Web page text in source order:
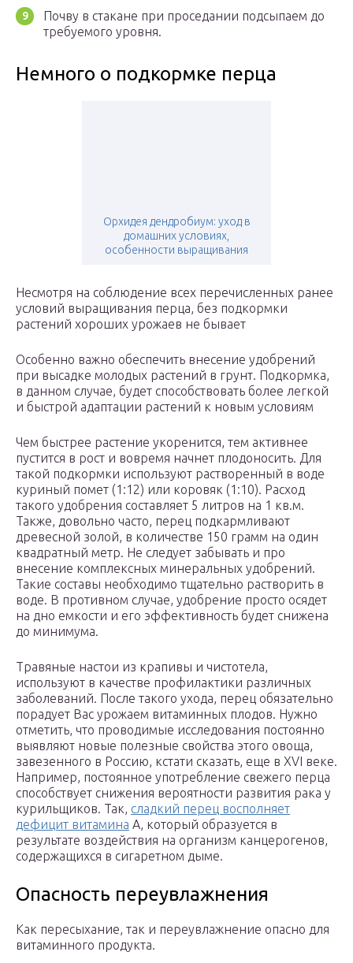
Почву в стакане при проседании подсыпаем до
требуемого уровня.
Немного о подкормке перца
Орхидея дендробиум: уход в
домашних условиях,
особенности выращивания
Несмотря на соблюдение всех перечисленных ранее
условий выращивания перца, без подкормки
растений хороших урожаев не бывает
Особенно важно обеспечить внесение удобрений
при высадке молодых растений в грунт. Подкормка,
в данном случае, будет способствовать более легкой
и быстрой адаптации растений к новым условиям
Чем быстрее растение укоренится, тем активнее
пустится в рост и вовремя начнет плодоносить. Для
такой подкормки используют растворенный в воде
куриный помет (1:12) или коровяк (1:10). Расход
такого удобрения составляет 5 литров на 1 кв.м.
Также, довольно часто, перец подкармливают
древесной золой, в количестве 150 грамм на один
квадратный метр. Не следует забывать и про
внесение комплексных минеральных удобрений.
Такие составы необходимо тщательно растворить в
воде. В противном случае, удобрение просто осядет
на дно емкости и его эффективность будет снижена
до минимума.
Травяные настои из крапивы и чистотела,
используют в качестве профилактики различных
заболеваний. После такого ухода, перец обязательно
порадует Вас урожаем витаминных плодов. Нужно
отметить, что проводимые исследования постоянно
выявляют новые полезные свойства этого овоща,
завезенного в Россию, кстати сказать, еще в XVI веке.
Например, постоянное употребление свежего перца
способствует снижения вероятности развития рака у
курильщиков. Так, сладкий перец восполняет
дефицит витамина А, который образуется в
результате воздействия на организм канцерогенов,
содержащихся в сигаретном дыме.
Опасность переувлажнения
Как пересыхание, так и переувлажнение опасно для
витаминного продукта.